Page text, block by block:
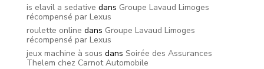
is elavil a sedative dans Groupe Lavaud Limoges
récompensé par Lexus
roulette online dans Groupe Lavaud Limoges
récompensé par Lexus
jeux machine à sous dans Soirée des Assurances
Thelem chez Carnot Automobile